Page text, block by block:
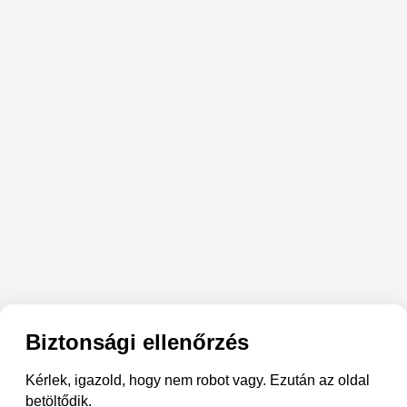
Biztonsági ellenőrzés
Kérlek, igazold, hogy nem robot vagy. Ezután az oldal
betöltődik.